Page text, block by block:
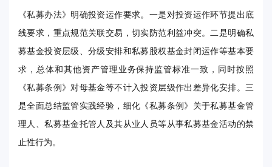
《私募办法》明确投资运作要求。一是对投资运作环节提出底
线要求，重点规范关联交易，切实防范利益冲突。二是明确私
募基金投资层级、分级安排和私募股权基金封闭运作等基本要
求，总体和其他资产管理业务保持监管标准一致，同时按照
《私募条例》对母基金等不计入投资层级作出差异化安排。三
是全面总结监管实践经验，细化《私募条例》关于私募基金管
理人、私募基金托管人及其从业人员等从事私募基金活动的禁
止性行为。